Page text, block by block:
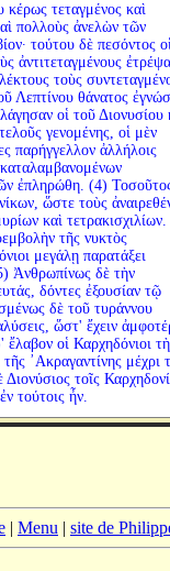
τεταγμένος καὶ
πολλοὺς ἀνελὼν τῶν
τούτου δὲ πεσόντος
ἀντιτεταγμένους
τοὺς
Λεπτίνου θάνατος
οἱ τοῦ Διονυσίου
γενομένης, οἱ μὲν
παρήγγελλον ἀλλήλοις
ἐπληρώθη. (4)
ὥστε τοὺς
καὶ τετρακισχιλίων.
τῆς νυκτὸς
μεγάλῃ παρατάξει
Ἀνθρωπίνως δὲ τὴν
δόντες ἐξουσίαν τῷ
δὲ τοῦ τυράννου
ὥστ' ἔχειν
ἔλαβον οἱ Καρχηδόνιοι
᾿Ακραγαντίνης μέχρι
τοῖς
τούτοις ἦν.
| Menu | site de